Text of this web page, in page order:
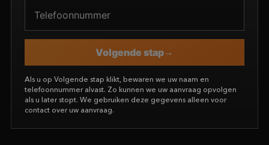
Volgende stap
Als u op Volgende stap klikt, bewaren we uw naam en
telefoonnummer alvast. Zo kunnen we uw aanvraag opvolgen
als u later stopt. We gebruiken deze gegevens alleen voor
contact over uw aanvraag.